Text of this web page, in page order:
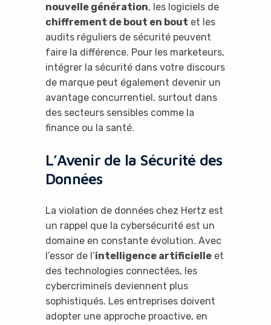
nouvelle génération, les logiciels de
chiffrement de bout en bout et les
audits réguliers de sécurité peuvent
faire la différence. Pour les marketeurs,
intégrer la sécurité dans votre discours
de marque peut également devenir un
avantage concurrentiel, surtout dans
des secteurs sensibles comme la
finance ou la santé.
L’Avenir de la Sécurité des
Données
La violation de données chez Hertz est
un rappel que la cybersécurité est un
domaine en constante évolution. Avec
l’essor de l’intelligence artificielleet
des technologies connectées, les
cybercriminels deviennent plus
sophistiqués. Les entreprises doivent
adopter une approche proactive, en